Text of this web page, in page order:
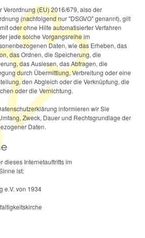
Verordnung (EU) 2016/679, also der
(nachfolgend nur "DSGVO" genannt), gilt
oder ohne Hilfe automatisierter Verfahren
jede solche Vorgangsreihe im
Daten, wie das Erheben, das
das Ordnen, die Speicherung, die
das Auslesen, das Abfragen, die
durch Übermittlung, Verbreitung oder eine
den Abgleich oder die Verknüpfung, die
oder die Vernichtung.
informieren wir Sie
Zweck, Dauer und Rechtsgrundlage der
Daten.
dieses Internetauftritts im
ist:
e.V. von 1934